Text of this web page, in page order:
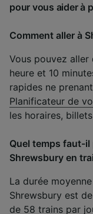
pour vous aider à
Comment aller à
Vous pouvez aller
heure et 10
rapides ne
Planificateur de
les horaires,
Quel temps faut-
Shrewsbury en
La durée
Shrewsbury est
de 58 trains par